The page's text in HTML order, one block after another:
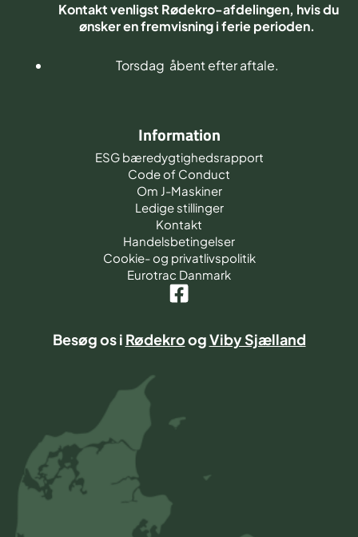
Kontakt venligst Rødekro-afdelingen, hvis du
ønsker en fremvisning i ferie perioden.
Torsdag åbent efter aftale.
Information
ESG bæredygtighedsrapport
Code of Conduct
Om J-Maskiner
Ledige stillinger
Kontakt
Handelsbetingelser
Cookie- og privatlivspolitik
Eurotrac Danmark
Besøg os i RødekroogViby Sjælland